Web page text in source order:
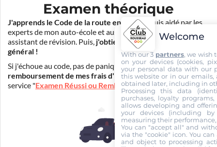
Examen théorique
J'apprends le Code de la route en ligne. Je suis aidé par les
experts de mon auto-école et aussi par Mister Codes, mon
assistant de révision. Puis, j'obtiens l'examen théorique
général !
Si j'échoue au code, pas de panique ! Je peux bénéficier du
remboursement de mes frais d'inscription(30€) grâce au
service "Examen Réussi ou Remboursé".
Welcome
With our 3 partners, we wish
on your devices (cookies,
your personal data with our
this website or in our emails,
obtained later, including in
Processing this data
purchases, loyalty
allows developing and
your devices (including
measuring their
You can "accept all" and
via the "cookie" icon. You
and object to processing